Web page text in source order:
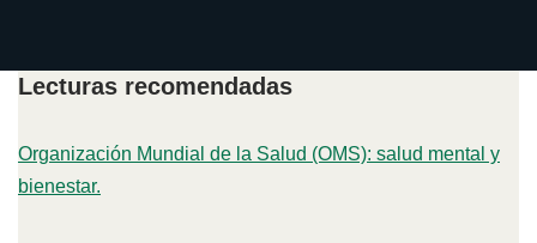
Lecturas recomendadas
Organización Mundial de la Salud (OMS): salud mental y
bienestar.